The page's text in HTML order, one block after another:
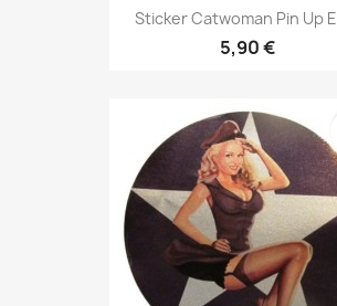
Sticker Catwoman Pin Up
5,90 €